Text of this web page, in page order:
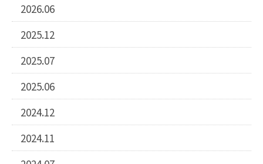
2026.06
2025.12
2025.07
2025.06
2024.12
2024.11